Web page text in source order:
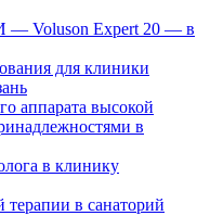
— Voluson Expert 20 — в
для клиники
аппарата высокой
в
в клинику
терапии в санаторий